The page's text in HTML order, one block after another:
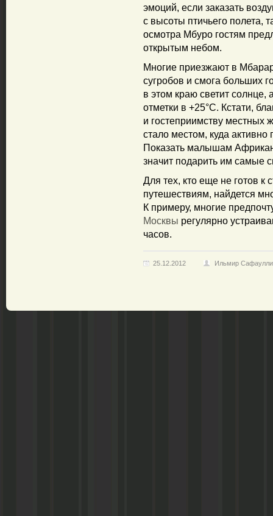
эмоций, если заказать
с высоты птичьего полета,
осмотра Мбуро гостям
открытым небом.
Многие приезжают в
сугробов и смога больших
в этом краю светит солнце,
отметки в +25°C. Кстати,
и гостеприимству местных
стало местом, куда
Показать малышам
значит подарить им самые
Для тех, кто еще не готов к
путешествиям, найдется
К примеру, многие
Москвы регулярно
часов.
25.12.2012 Ильмир